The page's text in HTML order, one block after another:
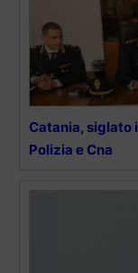
Catania, siglato
Polizia e Cna